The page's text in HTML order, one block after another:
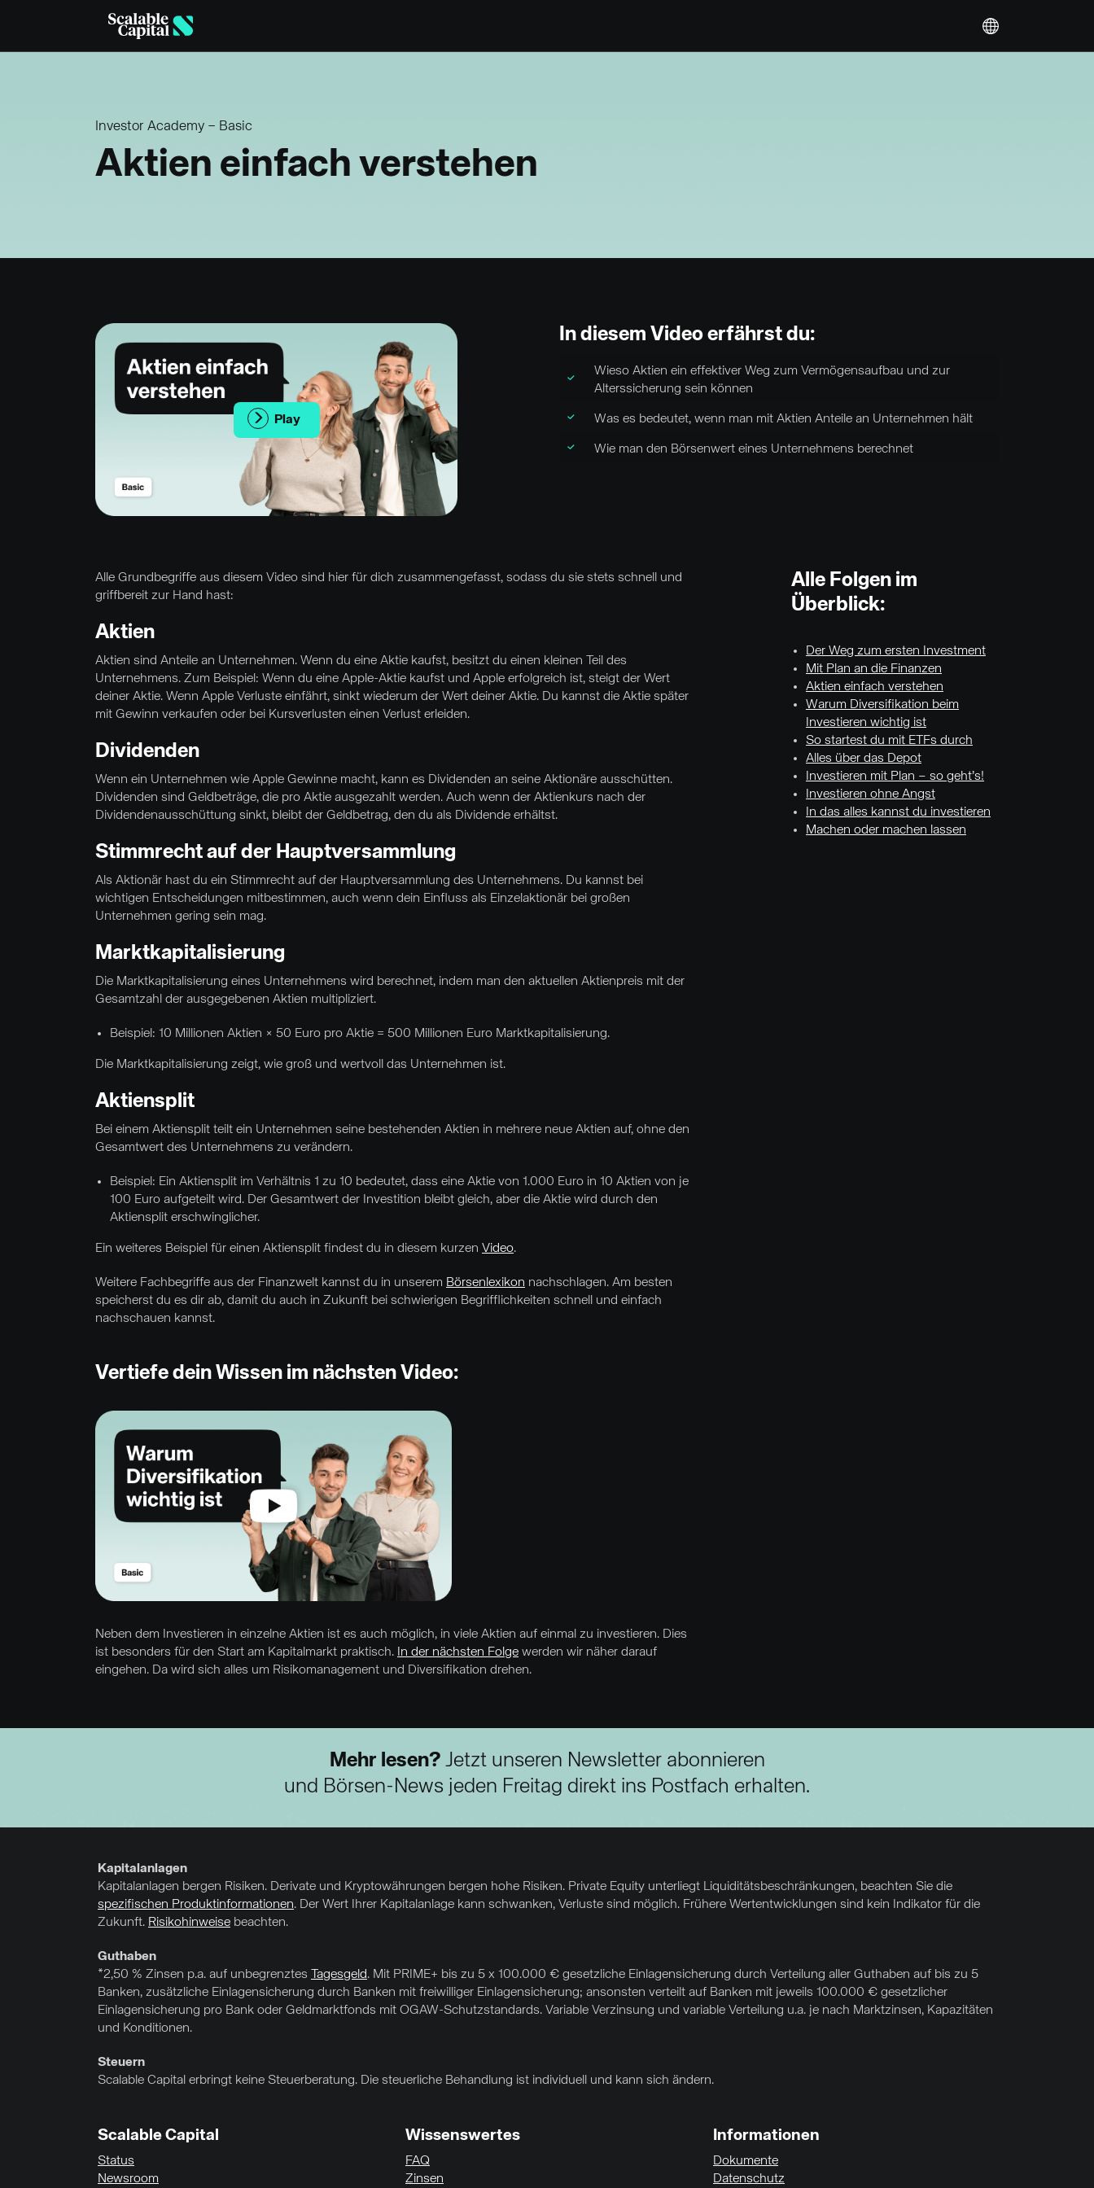
Investor Academy – Basic
Aktien einfach verstehen
Play
In diesem Video erfährst du:
Wieso Aktien ein effektiver Weg zum Vermögensaufbau und zur
Alterssicherung sein können
Was es bedeutet, wenn man mit Aktien Anteile an Unternehmen hält
Wie man den Börsenwert eines Unternehmens berechnet
Alle Grundbegriffe aus diesem Video sind hier für dich zusammengefasst, sodass du sie stets schnell und
griffbereit zur Hand hast:
Aktien
Aktien sind Anteile an Unternehmen. Wenn du eine Aktie kaufst, besitzt du einen kleinen Teil des
Unternehmens. Zum Beispiel: Wenn du eine Apple-Aktie kaufst und Apple erfolgreich ist, steigt der Wert
deiner Aktie. Wenn Apple Verluste einfährt, sinkt wiederum der Wert deiner Aktie. Du kannst die Aktie später
mit Gewinn verkaufen oder bei Kursverlusten einen Verlust erleiden.
Dividenden
Wenn ein Unternehmen wie Apple Gewinne macht, kann es Dividenden an seine Aktionäre ausschütten.
Dividenden sind Geldbeträge, die pro Aktie ausgezahlt werden. Auch wenn der Aktienkurs nach der
Dividendenausschüttung sinkt, bleibt der Geldbetrag, den du als Dividende erhältst.
Stimmrecht auf der Hauptversammlung
Als Aktionär hast du ein Stimmrecht auf der Hauptversammlung des Unternehmens. Du kannst bei
wichtigen Entscheidungen mitbestimmen, auch wenn dein Einfluss als Einzelaktionär bei großen
Unternehmen gering sein mag.
Marktkapitalisierung
Die Marktkapitalisierung eines Unternehmens wird berechnet, indem man den aktuellen Aktienpreis mit der
Gesamtzahl der ausgegebenen Aktien multipliziert.
Beispiel: 10 Millionen Aktien × 50 Euro pro Aktie = 500 Millionen Euro Marktkapitalisierung.
Die Marktkapitalisierung zeigt, wie groß und wertvoll das Unternehmen ist.
Aktiensplit
Bei einem Aktiensplit teilt ein Unternehmen seine bestehenden Aktien in mehrere neue Aktien auf, ohne den
Gesamtwert des Unternehmens zu verändern.
Beispiel: Ein Aktiensplit im Verhältnis 1 zu 10 bedeutet, dass eine Aktie von 1.000 Euro in 10 Aktien von je
100 Euro aufgeteilt wird. Der Gesamtwert der Investition bleibt gleich, aber die Aktie wird durch den
Aktiensplit erschwinglicher.
Ein weiteres Beispiel für einen Aktiensplit findest du in diesem kurzen Video.
Weitere Fachbegriffe aus der Finanzwelt kannst du in unserem Börsenlexikon nachschlagen. Am besten
speicherst du es dir ab, damit du auch in Zukunft bei schwierigen Begrifflichkeiten schnell und einfach
nachschauen kannst.
Vertiefe dein Wissen im nächsten Video:
Neben dem Investieren in einzelne Aktien ist es auch möglich, in viele Aktien auf einmal zu investieren. Dies
ist besonders für den Start am Kapitalmarkt praktisch. In der nächsten Folge werden wir näher darauf
eingehen. Da wird sich alles um Risikomanagement und Diversifikation drehen.
Alle Folgen im
Überblick:
Der Weg zum ersten Investment
Mit Plan an die Finanzen
Aktien einfach verstehen
Warum Diversifikation beim
Investieren wichtig ist
So startest du mit ETFs durch
Alles über das Depot
Investieren mit Plan – so geht’s!
Investieren ohne Angst
In das alles kannst du investieren
Machen oder machen lassen
Mehr lesen?Jetzt unseren Newsletter abonnieren
und Börsen-News jeden Freitag direkt ins Postfach erhalten.
Kapitalanlagen
Kapitalanlagen bergen Risiken. Derivate und Kryptowährungen bergen hohe Risiken. Private Equity unterliegt Liquiditätsbeschränkungen, beachten Sie die
spezifischen Produktinformationen. Der Wert Ihrer Kapitalanlage kann schwanken, Verluste sind möglich. Frühere Wertentwicklungen sind kein Indikator für die
Zukunft. Risikohinweise beachten.
Guthaben
*2,50 % Zinsen p.a. auf unbegrenztes
Tagesgeld. Mit PRIME+ bis zu 5 x 100.000 € gesetzliche Einlagensicherung durch Verteilung aller Guthaben auf bis zu 5
Banken, zusätzliche Einlagensicherung durch Banken mit freiwilliger Einlagensicherung; ansonsten verteilt auf Banken mit jeweils 100.000 € gesetzlicher
Einlagensicherung pro Bank oder Geldmarktfonds mit OGAW-Schutzstandards. Variable Verzinsung und variable Verteilung u.a. je nach Marktzinsen, Kapazitäten
und Konditionen.
Steuern
Scalable Capital erbringt keine Steuerberatung. Die steuerliche Behandlung ist individuell und kann sich ändern.
Scalable Capital
Status
Newsroom
Wissenswertes
FAQ
Zinsen
Informationen
Dokumente
Datenschutz